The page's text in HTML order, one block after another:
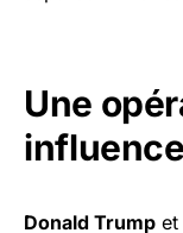
Une
Donald Trump et